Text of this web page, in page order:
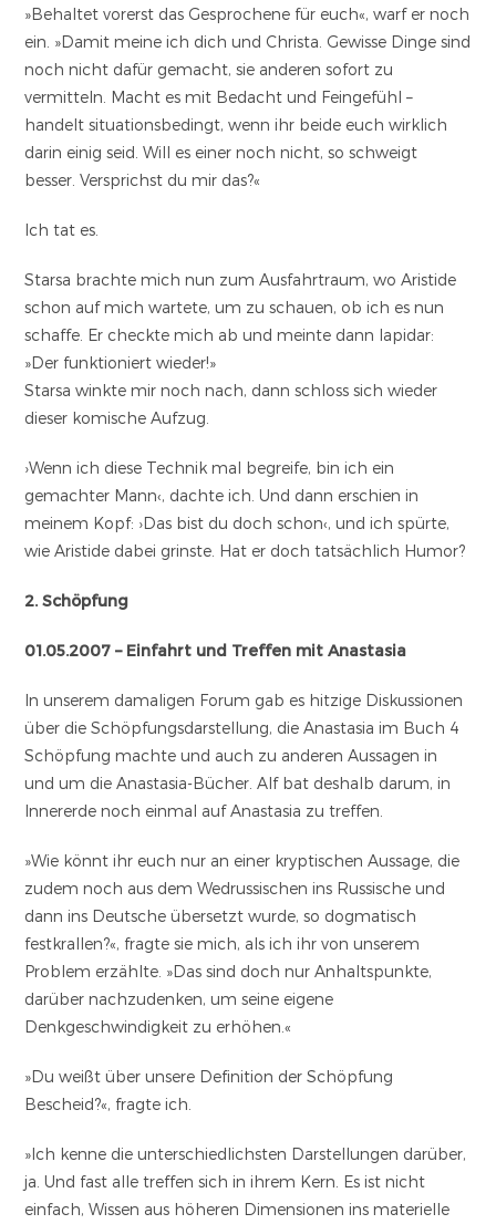
»Behaltet vorerst das Gesprochene für euch«, warf er noch
ein. »Damit meine ich dich und Christa. Gewisse Dinge sind
noch nicht dafür gemacht, sie anderen sofort zu
vermitteln. Macht es mit Bedacht und Feingefühl –
handelt situationsbedingt, wenn ihr beide euch wirklich
darin einig seid. Will es einer noch nicht, so schweigt
besser. Versprichst du mir das?«
Ich tat es.
Starsa brachte mich nun zum Ausfahrtraum, wo Aristide
schon auf mich wartete, um zu schauen, ob ich es nun
schaffe. Er checkte mich ab und meinte dann lapidar:
»Der funktioniert wieder!»
Starsa winkte mir noch nach, dann schloss sich wieder
dieser komische Aufzug.
›Wenn ich diese Technik mal begreife, bin ich ein
gemachter Mann‹, dachte ich. Und dann erschien in
meinem Kopf: ›Das bist du doch schon‹, und ich spürte,
wie Aristide dabei grinste. Hat er doch tatsächlich Humor?
2. Schöpfung
01.05.2007 – Einfahrt und Treffen mit Anastasia
In unserem damaligen Forum gab es hitzige Diskussionen
über die Schöpfungsdarstellung, die Anastasia im Buch 4
Schöpfung machte und auch zu anderen Aussagen in
und um die Anastasia-Bücher. Alf bat deshalb darum, in
Innererde noch einmal auf Anastasia zu treffen.
»Wie könnt ihr euch nur an einer kryptischen Aussage, die
zudem noch aus dem Wedrussischen ins Russische und
dann ins Deutsche übersetzt wurde, so dogmatisch
festkrallen?«, fragte sie mich, als ich ihr von unserem
Problem erzählte. »Das sind doch nur Anhaltspunkte,
darüber nachzudenken, um seine eigene
Denkgeschwindigkeit zu erhöhen.«
»Du weißt über unsere Definition der Schöpfung
Bescheid?«, fragte ich.
»Ich kenne die unterschiedlichsten Darstellungen darüber,
ja. Und fast alle treffen sich in ihrem Kern. Es ist nicht
einfach, Wissen aus höheren Dimensionen ins materielle